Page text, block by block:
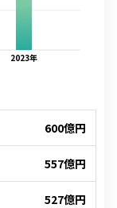
2023年
600億円
557億円
527億円